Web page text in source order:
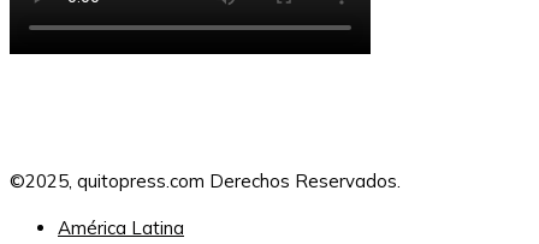
©2025, quitopress.com Derechos Reservados.
América Latina